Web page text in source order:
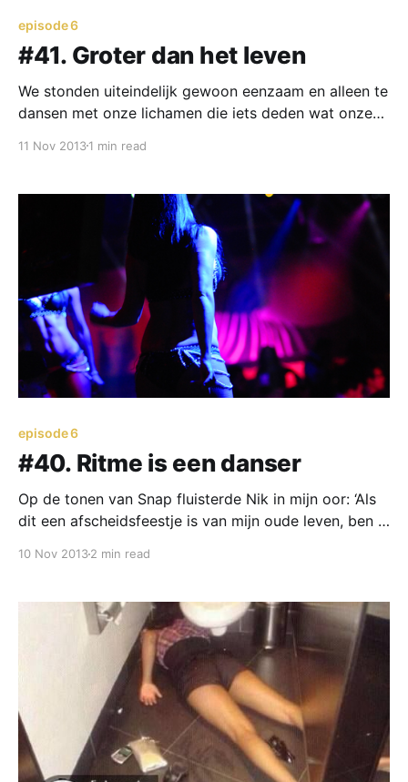
episode 6
#41. Groter dan het leven
We stonden uiteindelijk gewoon eenzaam en alleen te
dansen met onze lichamen die iets deden wat onze
11 Nov 20131 min read
episode 6
#40. Ritme is een danser
Op de tonen van Snap fluisterde Nik in mijn oor: ‘Als
dit een afscheidsfeestje is van mijn oude leven, ben ik
en ging met
10 Nov 20132 min read